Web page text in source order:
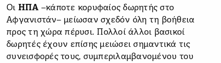
Οι ΗΠΑ –κάποτε κορυφαίος δωρητής στο
Αφγανιστάν– μείωσαν σχεδόν όλη τη βοήθεια
προς τη χώρα πέρυσι. Πολλοί άλλοι βασικοί
δωρητές έχουν επίσης μειώσει σημαντικά τις
συνεισφορές τους, συμπεριλαμβανομένου του